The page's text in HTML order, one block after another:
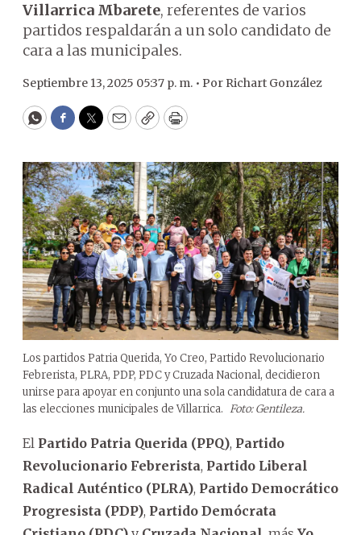
Villarrica Mbarete, referentes de varios
partidos respaldarán a un solo candidato de
cara a las municipales.
Septiembre 13, 2025 05:37 p. m. • Por Richart González
WhatsApp
Facebook
Twitter
EmailCopyPrint
Los partidos Patria Querida, Yo Creo, Partido Revolucionario
Febrerista, PLRA, PDP, PDC y Cruzada Nacional, decidieron
unirse para apoyar en conjunto una sola candidatura de cara a
las elecciones municipales de Villarrica. Foto: Gentileza.
El Partido Patria Querida (PPQ), Partido
Revolucionario Febrerista, Partido Liberal
Radical Auténtico (PLRA), Partido Democrático
Progresista (PDP), Partido Demócrata